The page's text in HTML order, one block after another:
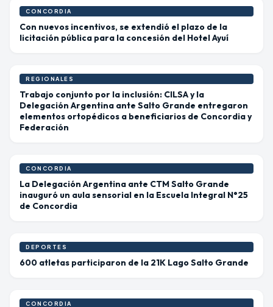
CONCORDIA
Con nuevos incentivos, se extendió el plazo de la
licitación pública para la concesión del Hotel Ayuí
REGIONALES
Trabajo conjunto por la inclusión: CILSA y la
Delegación Argentina ante Salto Grande entregaron
elementos ortopédicos a beneficiarios de Concordia y
Federación
CONCORDIA
La Delegación Argentina ante CTM Salto Grande
inauguró un aula sensorial en la Escuela Integral N°25
de Concordia
DEPORTES
600 atletas participaron de la 21K Lago Salto Grande
CONCORDIA